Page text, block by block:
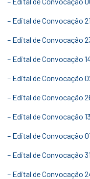
– Edital de Convocação
– Edital de Convocação
– Edital de Convocação
– Edital de Convocação
– Edital de Convocação
– Edital de Convocação
– Edital de Convocação
– Edital de Convocação
– Edital de Convocação